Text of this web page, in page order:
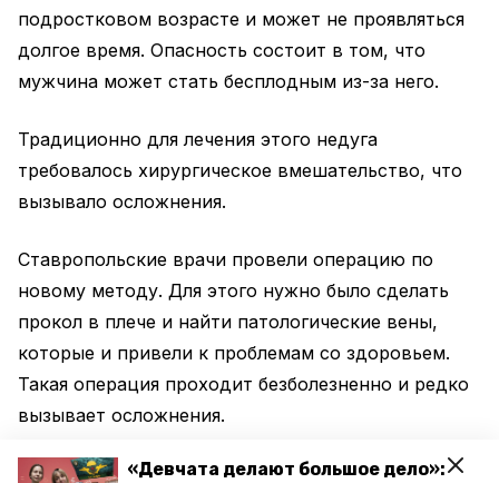
«Девчата делают большое дело»:
подростковом возрасте и может не проявляться
долгое время. Опасность состоит в том, что
мужчина может стать бесплодным из-за него.
Традиционно для лечения этого недуга
требовалось хирургическое вмешательство, что
вызывало осложнения.
Ставропольские врачи провели операцию по
новому методу. Для этого нужно было сделать
прокол в плече и найти патологические вены,
которые и привели к проблемам со здоровьем.
Такая операция проходит безболезненно и редко
вызывает осложнения.
Теперь в краевой больнице планируют поставить